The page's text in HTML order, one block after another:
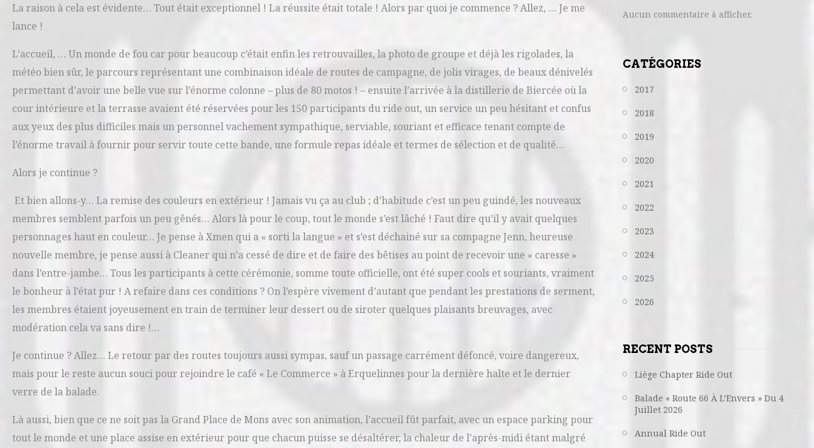
La raison à cela est évidente… Tout était exceptionnel ! La réussite était totale ! Alors par quoi je commence ? Allez, … Je me
lance !
L’accueil, … Un monde de fou car pour beaucoup c’était enfin les retrouvailles, la photo de groupe et déjà les rigolades, la
météo bien sûr, le parcours représentant une combinaison idéale de routes de campagne, de jolis virages, de beaux dénivelés
permettant d’avoir une belle vue sur l’énorme colonne – plus de 80 motos ! – ensuite l’arrivée à la distillerie de Biercée où la
cour intérieure et la terrasse avaient été réservées pour les 150 participants du ride out, un service un peu hésitant et confus
aux yeux des plus difficiles mais un personnel vachement sympathique, serviable, souriant et efficace tenant compte de
l’énorme travail à fournir pour servir toute cette bande, une formule repas idéale et termes de sélection et de qualité…
Alors je continue ?
Et bien allons-y… La remise des couleurs en extérieur ! Jamais vu ça au club ; d’habitude c’est un peu guindé, les nouveaux
membres semblent parfois un peu gênés… Alors là pour le coup, tout le monde s’est lâché ! Faut dire qu’il y avait quelques
personnages haut en couleur… Je pense à Xmen qui a « sorti la langue » et s’est déchainé sur sa compagne Jenn, heureuse
nouvelle membre, je pense aussi à Cleaner qui n’a cessé de dire et de faire des bêtises au point de recevoir une « caresse »
dans l’entre-jambe… Tous les participants à cette cérémonie, somme toute officielle, ont été super cools et souriants, vraiment
le bonheur à l’état pur ! A refaire dans ces conditions ? On l’espère vivement d’autant que pendant les prestations de serment,
les membres étaient joyeusement en train de terminer leur dessert ou de siroter quelques plaisants breuvages, avec
modération cela va sans dire !…
Je continue ? Allez… Le retour par des routes toujours aussi sympas, sauf un passage carrément défoncé, voire dangereux,
mais pour le reste aucun souci pour rejoindre le café « Le Commerce » à Erquelinnes pour la dernière halte et le dernier
verre de la balade.
Là aussi, bien que ce ne soit pas la Grand Place de Mons avec son animation, l’accueil fût parfait, avec un espace parking pour
tout le monde et une place assise en extérieur pour que chacun puisse se désaltérer, la chaleur de l’après-midi étant malgré
Aucun commentaire à afficher.
CATÉGORIES
2017
2018
2019
2020
2021
2022
2023
2024
2025
2026
RECENT POSTS
Liège Chapter Ride Out
Balade « Route 66 À L’Envers » Du 4
Juillet 2026
Annual Ride Out